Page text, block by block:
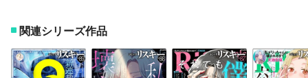
関連シリーズ作品